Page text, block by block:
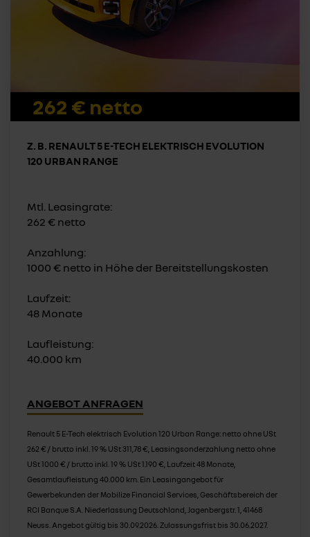
262 € netto
Z. B. RENAULT 5 E-TECH ELEKTRISCH EVOLUTION
120 URBAN RANGE
Mtl. Leasingrate:
262 € netto
Anzahlung:
1000 € netto in Höhe der Bereitstellungskosten
Laufzeit:
48 Monate
Laufleistung:
40.000 km
ANGEBOT ANFRAGEN
Renault 5 E-Tech elektrisch Evolution 120 Urban Range: netto ohne USt
262 € / brutto inkl. 19 % USt 311,78 €, Leasingsonderzahlung netto ohne
USt 1000 € / brutto inkl. 19 % USt 1.190 €, Laufzeit 48 Monate,
Gesamtlaufleistung 40.000 km. Ein Leasingangebot für
Gewerbekunden der Mobilize Financial Services, Geschäftsbereich der
RCI Banque S.A. Niederlassung Deutschland, Jagenbergstr. 1, 41468
Neuss. Angebot gültig bis 30.09.2026. Zulassungsfrist bis 30.06.2027.